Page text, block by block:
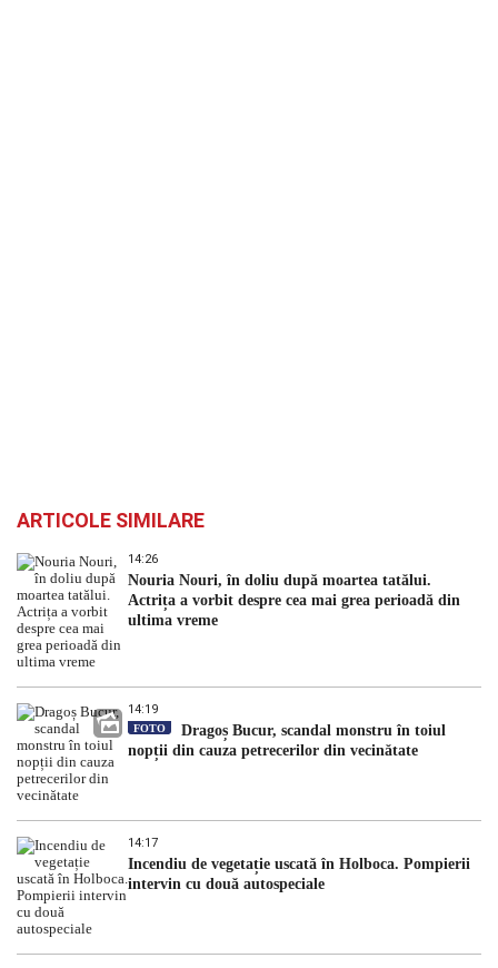
ARTICOLE SIMILARE
14:26
Nouria Nouri, în doliu după moartea tatălui.
Actrița a vorbit despre cea mai grea perioadă din
ultima vreme
14:19
FOTO
Dragoș Bucur, scandal monstru în toiul
nopții din cauza petrecerilor din vecinătate
14:17
Incendiu de vegetație uscată în Holboca. Pompierii
intervin cu două autospeciale